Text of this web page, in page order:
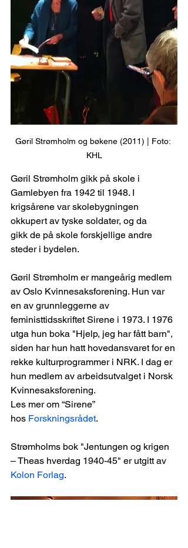
Gøril Strømholm og bøkene (2011) | Foto:
KHL
Gøril Strømholm gikk på skole i
Gamlebyen fra 1942 til 1948. I
krigsårene var skolebygningen
okkupert av tyske soldater, og da
gikk de på skole forskjellige andre
steder i bydelen.
Gøril Strømholm er mangeårig medlem
av Oslo Kvinnesaksforening. Hun var
en av grunnleggerne av
feministtidsskriftet Sirene i 1973. I 1976
utga hun boka "Hjelp, jeg har fått barn",
siden har hun hatt hovedansvaret for en
rekke kulturprogrammer i NRK. I dag er
hun medlem av arbeidsutvalget i Norsk
Kvinnesaksforening.
Les mer om “Sirene”
hos Forskningsrådet.
Strømholms bok "Jentungen og krigen
– Theas hverdag 1940-45" er utgitt av
Kolon Forlag.